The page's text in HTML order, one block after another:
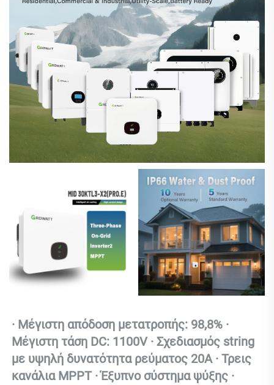
· Μέγιστη απόδοση μετατροπής: 98,8% ·
Μέγιστη τάση DC: 1100V · Σχεδιασμός string
με υψηλή δυνατότητα ρεύματος 20A · Τρεις
κανάλια MPPT · Έξυπνο σύστημα ψύξης ·